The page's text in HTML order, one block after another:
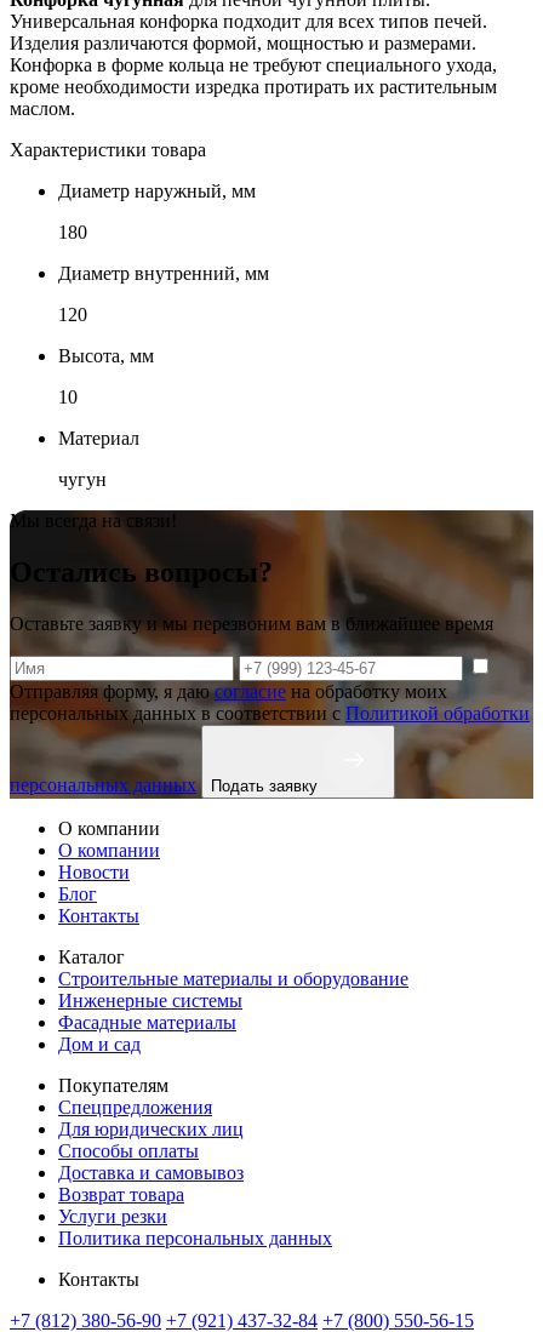
Универсальная конфорка подходит для всех типов печей.
Изделия различаются формой, мощностью и размерами.
Конфорка в форме кольца не требуют специального ухода,
кроме необходимости изредка протирать их растительным
маслом.
Характеристики товара
Диаметр наружный, мм
180
Диаметр внутренний, мм
120
Высота, мм
10
Материал
чугун
Мы всегда на связи!
Остались вопросы?
Оставьте заявку и мы перезвоним вам в ближайшее время
Отправляя форму, я даюсогласие на обработку моих
персональных данных в соответствии с Политикой обработки
персональных данных Подать заявку
О компании
О компании
Новости
Блог
Контакты
Каталог
Строительные материалы и оборудование
Инженерные системы
Фасадные материалы
Дом и сад
Покупателям
Спецпредложения
Для юридических лиц
Способы оплаты
Доставка и самовывоз
Возврат товара
Услуги резки
Политика персональных данных
Контакты
+7 (812) 380-56-90 +7 (921) 437-32-84 +7 (800) 550-56-15